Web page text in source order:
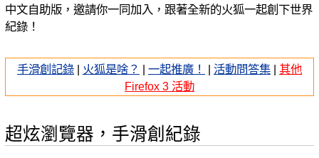
中文自助版，邀請你一同加入，跟著全新的火狐一起創下世界
紀錄！
手滑創記錄 | 火狐是啥？ | 一起推廣！ | 活動問答集 | 其他
Firefox 3 活動
超炫瀏覽器，手滑創紀錄